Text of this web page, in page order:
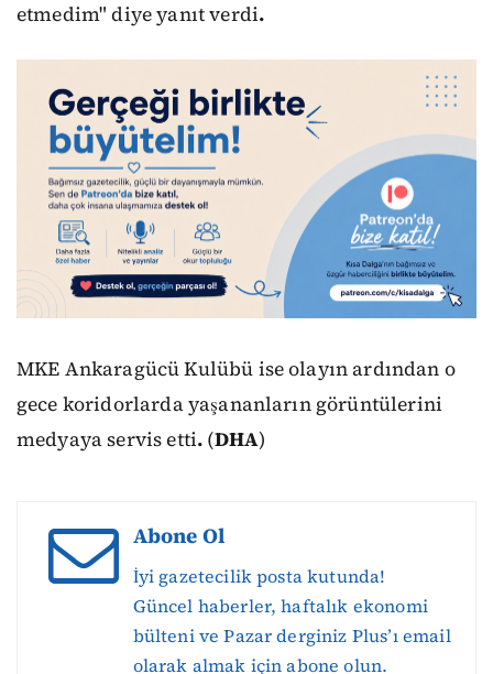
etmedim" diye yanıt verdi.
MKE Ankaragücü Kulübü ise olayın ardından o
gece koridorlarda yaşananların görüntülerini
medyaya servis etti. (DHA)
Abone Ol
İyi gazetecilik posta kutunda!
Güncel haberler, haftalık ekonomi
bülteni ve Pazar derginiz Plus’ı email
olarak almak için abone olun.